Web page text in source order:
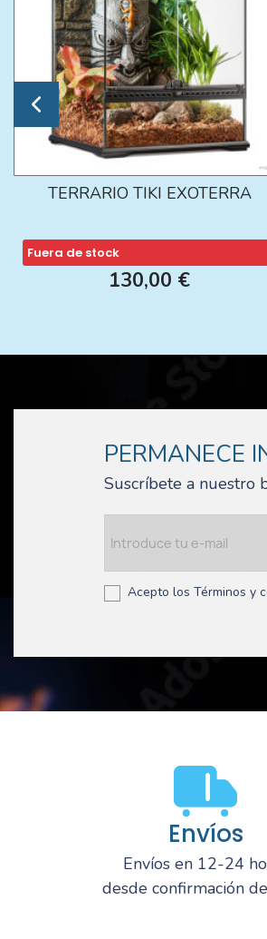
TERRARIO TIKI EXOTERRA
Fuera de stock
130,00 €
PERMANECE
Suscríbete a nuestro
Acepto los Términos y
Envíos
Envíos en 12-24
desde confirmación